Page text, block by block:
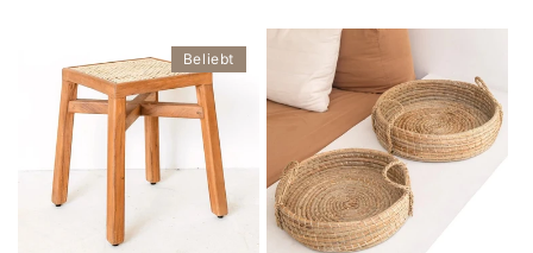
Beliebt